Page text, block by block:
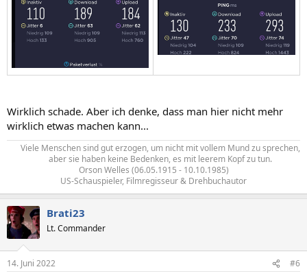
Wirklich schade. Aber ich denke, dass man hier nicht mehr
wirklich etwas machen kann...
Viele Menschen sind gut erzogen, um nicht mit vollem Mund zu sprechen,
aber sie haben keine Bedenken, es mit leerem Kopf zu tun.​
Orson Welles (06.05.1915 - 10.10.1985)
US-Schauspieler, Filmregisseur & Drehbuchautor​
Brati23
Lt. Commander
14. Juni 2022 #6